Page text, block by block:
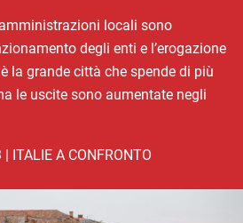
locali sono
degli enti e l’erogazione
la grande città che spende di più
le uscite sono aumentate negli
| ITALIE A CONFRONTO